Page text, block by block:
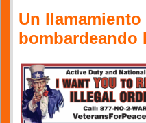
Un
bombardeando